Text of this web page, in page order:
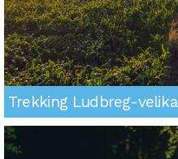
Trekking Ludbreg-velika